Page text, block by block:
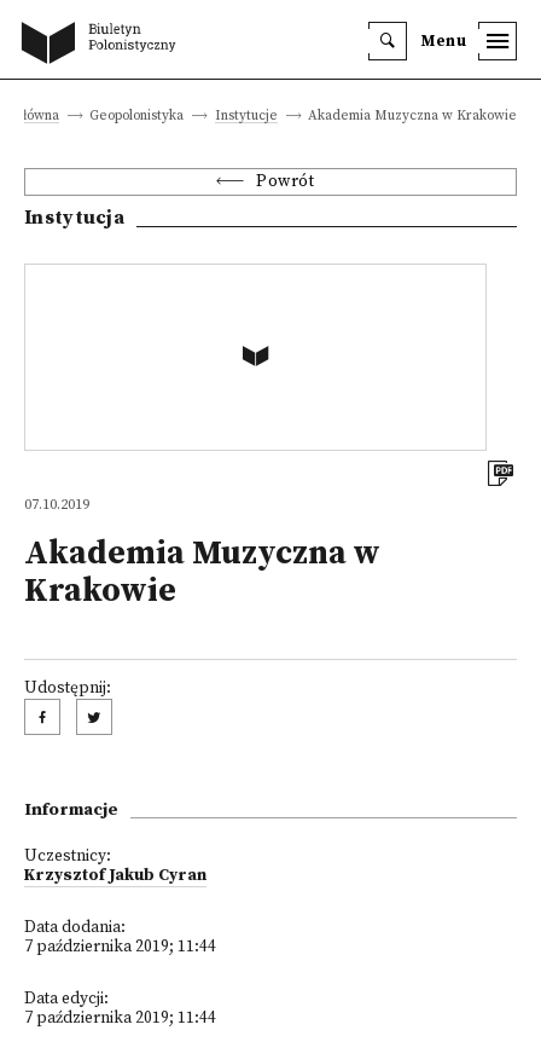
Menu
główna Geopolonistyka Instytucje Akademia Muzyczna w Krakowie
Powrót
Instytucja
07.10.2019
Akademia Muzyczna w
Krakowie
Udostępnij:
Informacje
Uczestnicy:
Krzysztof Jakub Cyran
Data dodania:
7 października 2019; 11:44
Data edycji:
7 października 2019; 11:44